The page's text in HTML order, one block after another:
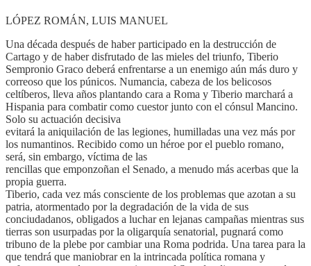
LÓPEZ ROMÁN, LUIS MANUEL
Una década después de haber participado en la destrucción de
Cartago y de haber disfrutado de las mieles del triunfo, Tiberio
Sempronio Graco deberá enfrentarse a un enemigo aún más duro y
correoso que los púnicos. Numancia, cabeza de los belicosos
celtíberos, lleva años plantando cara a Roma y Tiberio marchará a
Hispania para combatir como cuestor junto con el cónsul Mancino.
Solo su actuación decisiva
evitará la aniquilación de las legiones, humilladas una vez más por
los numantinos. Recibido como un héroe por el pueblo romano,
será, sin embargo, víctima de las
rencillas que emponzoñan el Senado, a menudo más acerbas que la
propia guerra.
Tiberio, cada vez más consciente de los problemas que azotan a su
patria, atormentado por la degradación de la vida de sus
conciudadanos, obligados a luchar en lejanas campañas mientras sus
tierras son usurpadas por la oligarquía senatorial, pugnará como
tribuno de la plebe por cambiar una Roma podrida. Una tarea para la
que tendrá que maniobrar en la intrincada política romana y